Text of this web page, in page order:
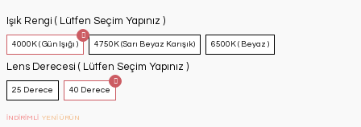
Işık Rengi ( Lütfen Seçim Yapınız )
4000K ( Gün Işığı ) 4750K (Sarı Beyaz Karışık) 6500K ( Beyaz )
Lens Derecesi ( Lütfen Seçim Yapınız )
25 Derece 40 Derece
İNDİRİMLİ YENİ ÜRÜN